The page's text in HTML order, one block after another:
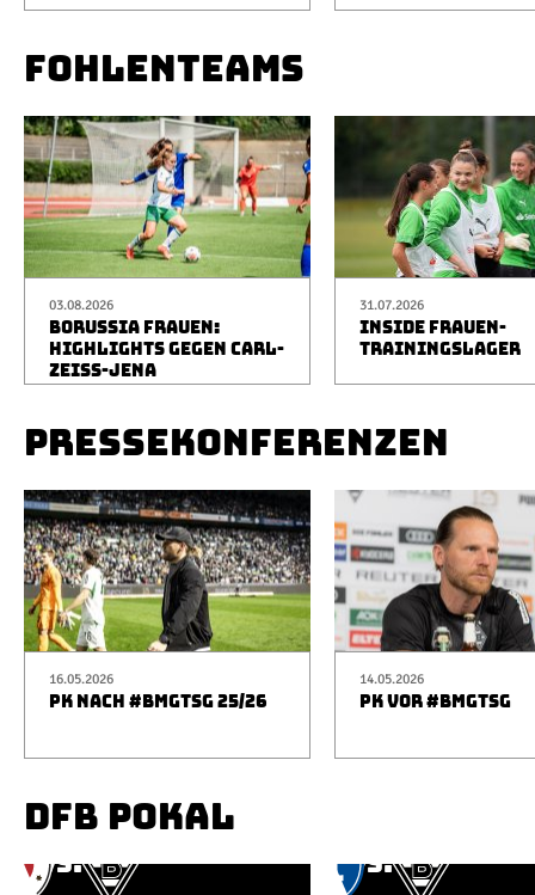
FOHLENTEAMS
03.08.2026
BORUSSIA FRAUEN:
HIGHLIGHTS GEGEN CARL-
ZEISS-JENA
31.07.2026
INSIDE FRAUEN-
TRAININGSLAGER
PRESSEKONFERENZEN
16.05.2026
PK NACH #BMGTSG 25/26
14.05.2026
PK VOR #BMGTSG
DFB POKAL